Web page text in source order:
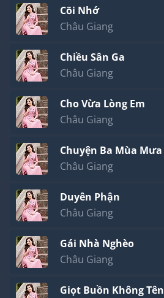
Cõi Nhớ
Châu Giang
Chiều Sân Ga
Châu Giang
Cho Vừa Lòng Em
Châu Giang
Chuyện Ba Mùa Mưa
Châu Giang
Duyên Phận
Châu Giang
Gái Nhà Nghèo
Châu Giang
Giọt Buồn Không Tên